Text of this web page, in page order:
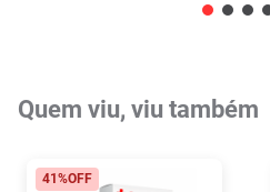
Quem viu, viu também
41%OFF